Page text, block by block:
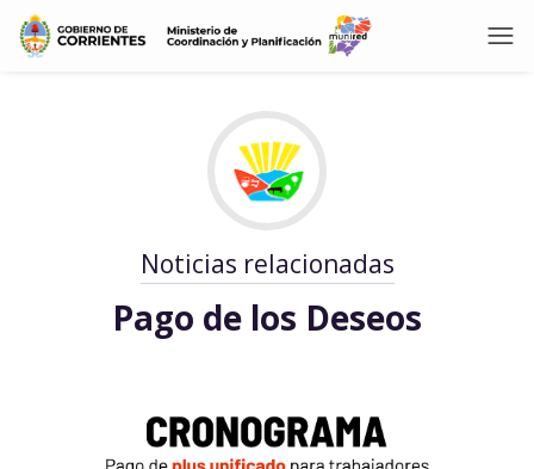
Noticias relacionadas
Pago de los Deseos